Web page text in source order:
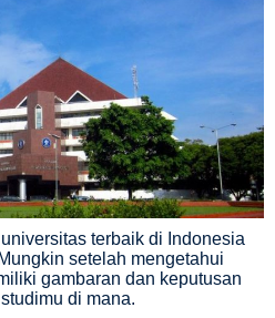
terbaik di Indonesia
setelah mengetahui
gambaran dan keputusan
di mana.